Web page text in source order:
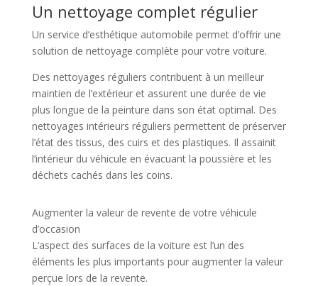
Un nettoyage complet régulier
Un service d’esthétique automobile permet d’offrir une
solution de nettoyage complète pour votre voiture.
Des nettoyages réguliers contribuent à un meilleur
maintien de l’extérieur et assurent une durée de vie
plus longue de la peinture dans son état optimal. Des
nettoyages intérieurs réguliers permettent de préserver
l’état des tissus, des cuirs et des plastiques. Il assainit
l’intérieur du véhicule en évacuant la poussière et les
déchets cachés dans les coins.
Augmenter la valeur de revente de votre véhicule
d’occasion
L’aspect des surfaces de la voiture est l’un des
éléments les plus importants pour augmenter la valeur
perçue lors de la revente.